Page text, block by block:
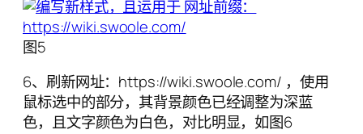
图5
6、刷新网址：https://wiki.swoole.com/ ，使用
鼠标选中的部分，其背景颜色已经调整为深蓝
色，且文字颜色为白色，对比明显，如图6